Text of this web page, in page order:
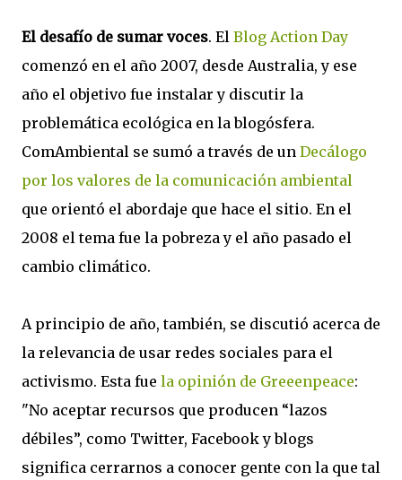
El desafío de sumar voces. El Blog Action Day
comenzó en el año 2007, desde Australia, y ese
año el objetivo fue instalar y discutir la
problemática ecológica en la blogósfera.
ComAmbiental se sumó a través de un Decálogo
por los valores de la comunicación ambiental
que orientó el abordaje que hace el sitio. En el
2008 el tema fue la pobreza y el año pasado el
cambio climático.
A principio de año, también, se discutió acerca de
la relevancia de usar redes sociales para el
activismo. Esta fue la opinión de Greeenpeace:
"No aceptar recursos que producen “lazos
débiles”, como Twitter, Facebook y blogs
significa cerrarnos a conocer gente con la que tal